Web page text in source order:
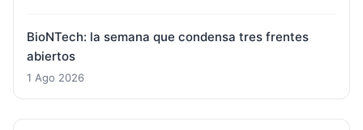
BioNTech: la semana que condensa tres frentes
abiertos
1 Ago 2026